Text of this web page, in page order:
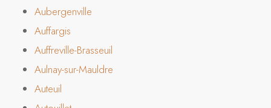
Aubergenville
Auffargis
Auffreville-Brasseuil
Aulnay-sur-Mauldre
Auteuil